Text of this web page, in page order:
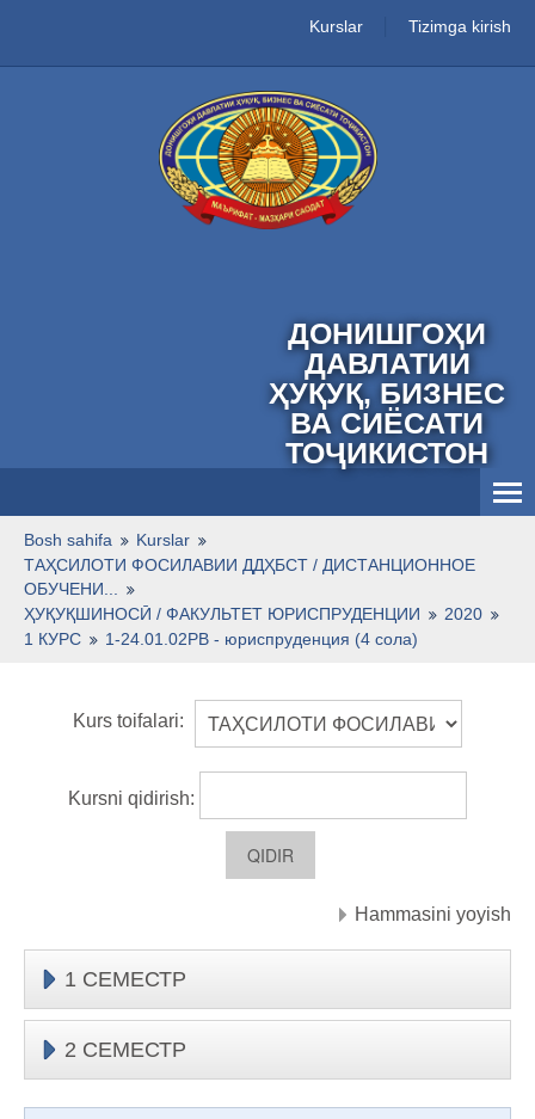
Kurslar Tizimga kirish
ДОНИШГОҲИ
ДАВЛАТИИ
ҲУҚУҚ, БИЗНЕС
ВА СИЁСАТИ
ТОҶИКИСТОН
O'zbekcha ‎(uz)‎
Bosh sahifa
Kurslar
ТАҲСИЛОТИ ФОСИЛАВИИ ДДҲБСТ / ДИСТАНЦИОННОЕ
ОБУЧЕНИ...
ҲУҚУҚШИНОСӢ / ФАКУЛЬТЕТ ЮРИСПРУДЕНЦИИ
2020
1 КУРС
1-24.01.02РВ - юриспруденция (4 сола)
Kurs toifalari:
Kursni qidirish:
Hammasini yoyish
1 СЕМЕСТР
2 СЕМЕСТР